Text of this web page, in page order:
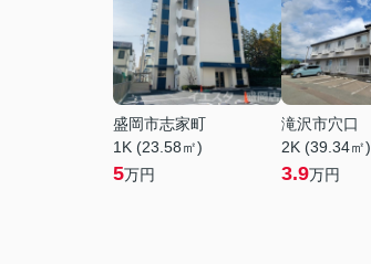
盛岡市志家町
1K (23.58㎡)
5万円
滝沢市穴口
2K (39.34㎡)
3.9万円